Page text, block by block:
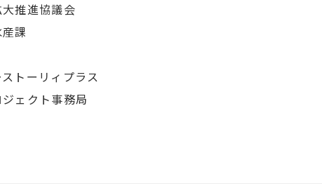
推進協議会
課
トーリィプラス
ェクト事務局